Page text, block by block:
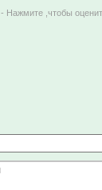
- Нажмите ,чтобы